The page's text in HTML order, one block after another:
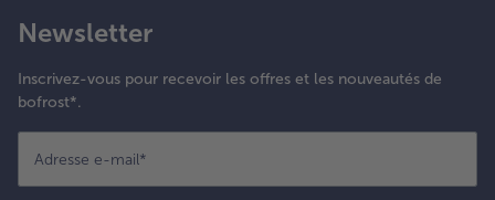
Newsletter
Inscrivez-vous pour recevoir les offres et les nouveautés de
bofrost*.
Adresse e-mail*